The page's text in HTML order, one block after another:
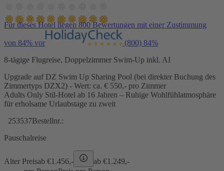
Für dieses Hotel liegen 800 Bewertungen mit einer Zustimmung
von 84% vor (800) 84%
8-tägige Flugreise, Doppelzimmer Swim-Up inkl. AI
Upgrade auf DZ Swim Up Sharing Pool (bei direkter Buchung des
Zimmertyps DZX2) - Wert: ca. € 550,- pro Zimmer
Adults Only Stil-Hotel ab 16 Jahren – Ruhige Wohlfühlatmosphäre
für erholsame Urlaubstage zu zweit
253537Bestellnr.:
Pauschalreise
Alter Preisab €1.456,- ab €1.249,-